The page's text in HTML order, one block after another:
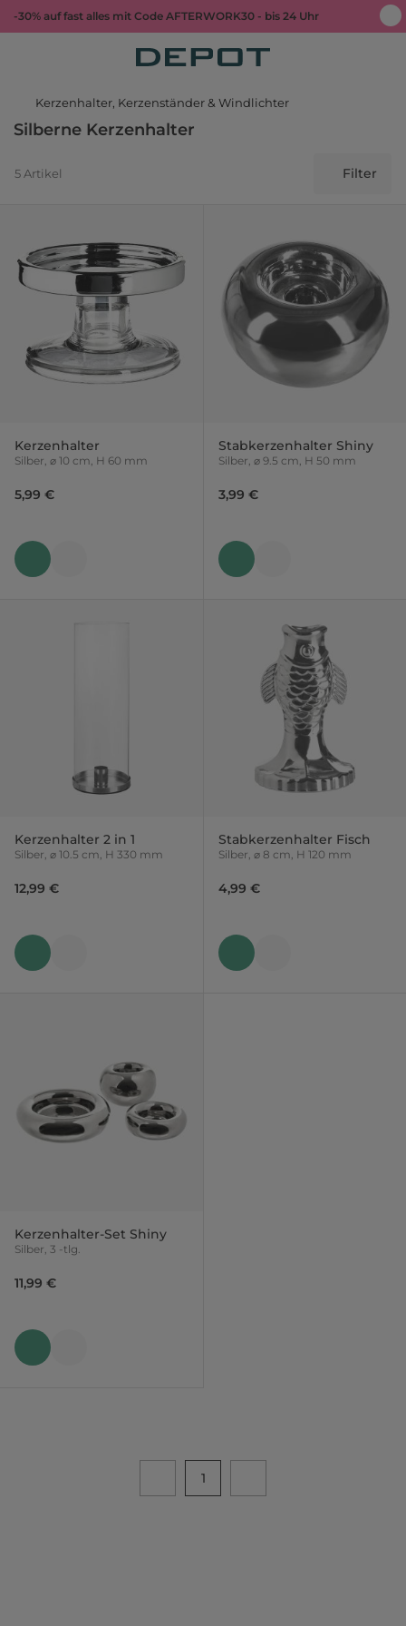
-30% auf fast alles mit Code AFTERWORK30 - bis 24 Uhr
Kerzenhalter, Kerzenständer & Windlichter
Silberne Kerzenhalter
5 Artikel Filter
Kerzenhalter
Silber, ⌀ 10 cm, H 60 mm
5,99 €
Stabkerzenhalter Shiny
Silber, ⌀ 9.5 cm, H 50 mm
3,99 €
Kerzenhalter 2 in 1
Silber, ⌀ 10.5 cm, H 330 mm
12,99 €
Stabkerzenhalter Fisch
Silber, ⌀ 8 cm, H 120 mm
4,99 €
Kerzenhalter-Set Shiny
Silber, 3 -tlg.
11,99 €
1